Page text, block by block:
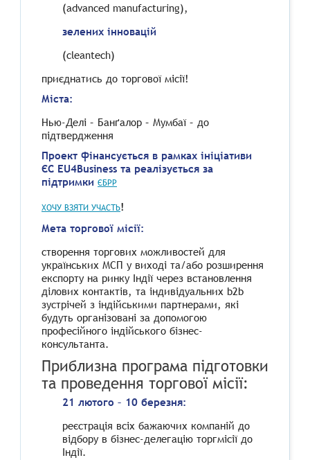
(advanced manufacturing),
зелених інновацій
(cleantech)
приєднатись до торгової місії!
Міста:
Нью-Делі – Банґалор – Мумбаї – до
підтвердження
Проект фінансується в рамках ініціативи
ЄС EU4Business та реалізується за
підтримки ЄБРР
ХОЧУ ВЗЯТИ УЧАСТЬ!
Мета торгової місії:
створення торгових можливостей для
українських МСП у виході та/або розширення
експорту на ринку Індії через встановлення
ділових контактів, та індивідуальних b2b
зустрічей з індійськими партнерами, які
будуть організовані за допомогою
професійного індійського бізнес-
консультанта.
Приблизна програма підготовки
та проведення торгової місії:
21 лютого – 10 березня:
реєстрація всіх бажаючих компаній до
відбору в бізнес-делегацію торгмісії до
Індії.